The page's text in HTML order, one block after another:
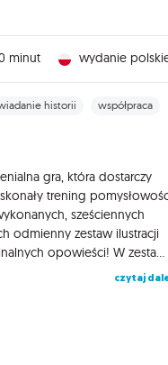
minut wydanie
historii współpraca
gra, która dostarczy
trening
sześciennych
odmienny zestaw ilustracji
inspirujących do tworzenia własnych, oryginalnych opowieści! W zestawie podstawowym znajdziesz kości z uniwersalnymi symbolami nawiązującymi do życia codziennego. Na czym to polega? Rzuć wszystkimi kostkami. Rozpocznij swoje opowiadanie od "Dawno, dawno temu..." lub, jeśli wolisz, "Pewnego razu...". Następnie opowiedz historię w oparciu o 9 obrazów, które wypadły na kostkach. Zacznij od dowolnego, najlepiej od tego, który jako pierwszy przykuł Twoją uwagę. Nie ma złych odpowiedzi, jedyne co Cię ogranicza, to Twoja własna wyobraźnia. Obudź ją w sobie i daj się jej ponieść, a fantastyczne opowieści same zrodzą się w Twojej głowie! Dlaczego pokochasz tę grę? W Story Cubes nie ma sztywnych reguł, chodzi wyłącznie o dobrą zabawę przy tworzeniu opowieści. Możesz bawić się samodzielnie lub zaprosić do zabawy znajomych. Każde z Was może opowiadać własną historię lub zdanie po zdaniu konstruować jedną wspólną. Możliwości wykorzystania gry są praktycznie nieograniczone, dzięki czemu Story Cubes świetnie sprawdzą się zarówno w małych, jak i naprawdę dużych grupach. Kto w waszym gronie najbardziej zaimponuje pozostałym pomysłowością, wyobraźnią i umiejętnością snucia pasjonujących opowieści? Stworzone przez Rory'ego O'Connora, trenera kreatywności z Irlandii, Story Cubes okazały się nieocenioną pomocą dla nauczycieli i terapeutów, a jednocześnie znakomitym narzędziem do domowego rozwijania wyobraźni. Gra zdobyła wiele wyróżnień na całym świecie (m.in. Educational Toy of The Year 2012 w Australii czy Parent's Choice Award 2011 w USA), a w Polsce została nagrodzona prestiżowym tytułem Zabawki Roku 2017 przyznawanym przez portal Zabawkowicz dla najbardziej wartościowych, mądrych i bezpiecznych zabawek i gier. Seria otrzymała również główną nagrodę w prestiżowym konkursie "Świat przyjazny dziecku" organizowanym przez Komitet Ochrony Praw Dziecka w 2017 r.
czytaj